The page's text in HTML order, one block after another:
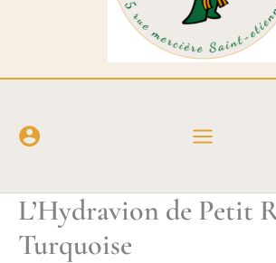
L’Hydravion de Petit
Turquoise